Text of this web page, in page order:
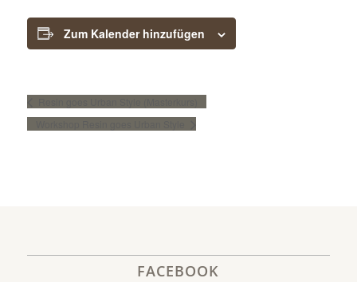
Zum Kalender hinzufügen
FACEBOOK